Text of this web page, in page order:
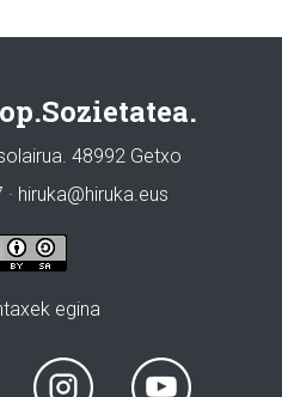
48992 Getxo
hiruka@hiruka.eus
egina